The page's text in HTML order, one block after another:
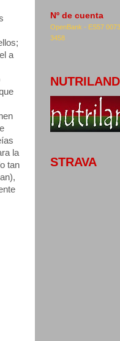
a
la
tan
Nº de cuenta
OpenBank - ES57
3458
NUTRILAND
STRAVA